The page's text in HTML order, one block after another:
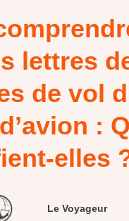
lettres
de vol
:
elles
Le Voyageur